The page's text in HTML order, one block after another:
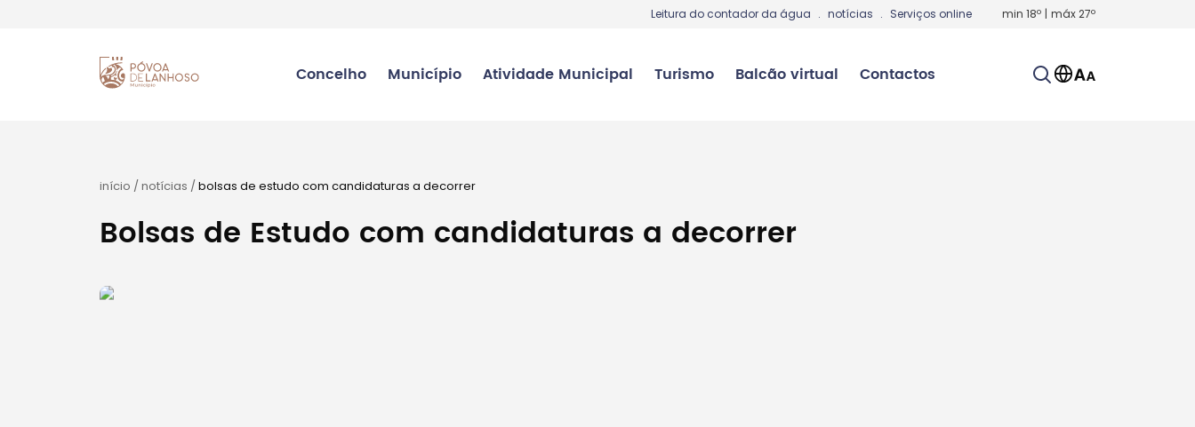
Leitura do contador da água . notícias . Serviços online min 18º | máx27º
Concelho Município Atividade Municipal Turismo Balcão virtual Contactos
início /notícias /bolsas de estudo com candidaturas a decorrer
Bolsas de Estudo com candidaturas a decorrer